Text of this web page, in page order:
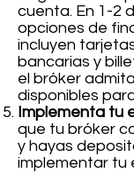
cuenta. En 1-2
opciones de
incluyen
bancarias y
el bróker
disponibles
Implementa tu
que tu bróker
y hayas
implementar tu